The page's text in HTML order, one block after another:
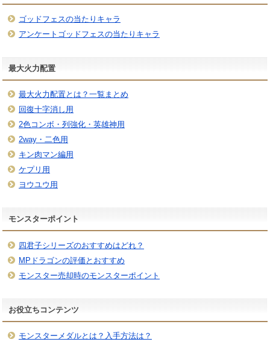
ゴッドフェスの当たりキャラ
アンケートゴッドフェスの当たりキャラ
最大火力配置
最大火力配置とは？一覧まとめ
回復十字消し用
2色コンボ・列強化・英雄神用
2way・二色用
キン肉マン編用
ケプリ用
ヨウユウ用
モンスターポイント
四君子シリーズのおすすめはどれ？
MPドラゴンの評価とおすすめ
モンスター売却時のモンスターポイント
お役立ちコンテンツ
モンスターメダルとは？入手方法は？